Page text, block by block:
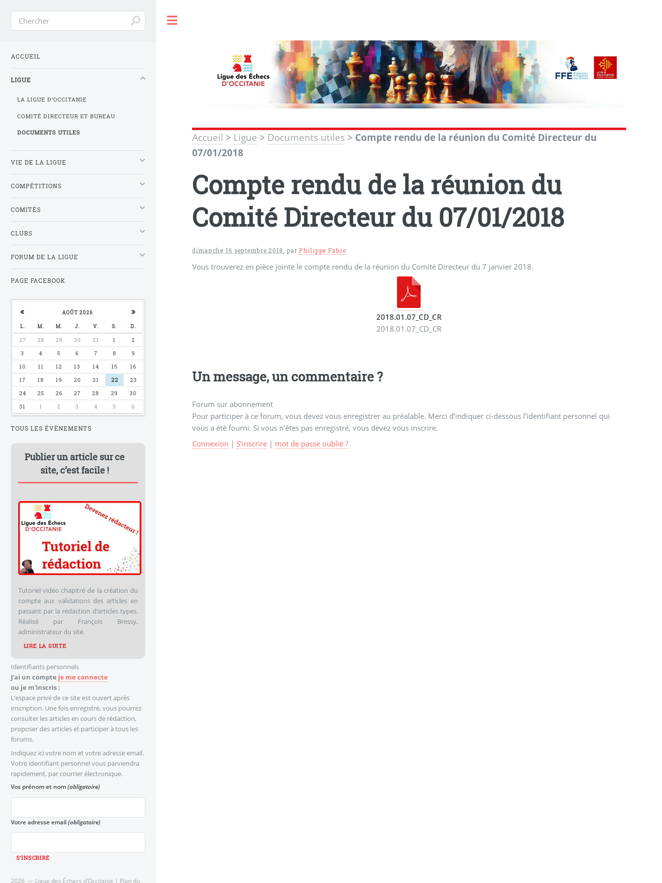
Accueil > Ligue > Documents utiles > Compte rendu de la réunion du Comité Directeur du
07/01/2018
Compte rendu de la réunion du
Comité Directeur du 07/01/2018
dimanche 16 septembre 2018 parPhilippe Fabre
Vous trouverez en pièce jointe le compte rendu de la réunion du Comité Directeur du 7 janvier 2018.
2018.01.07_CD_CR
2018.01.07_CD_CR
Un message, un commentaire ?
Forum sur abonnement
Pour participer à ce forum, vous devez vous enregistrer au préalable. Merci d’indiquer ci-dessous l’identifiant personnel qui
vous a été fourni. Si vous n’êtes pas enregistré, vous devez vous inscrire.
Connexion | S’inscrire | mot de passe oublié ?
ACCUEIL
LIGUE
LA LIGUE D’OCCITANIE
COMITÉ DIRECTEUR ET BUREAU
DOCUMENTS UTILES
VIE DE LA LIGUE
COMPÉTITIONS
COMITÉS
CLUBS
FORUM DE LA LIGUE
PAGE FACEBOOK
« AOÛT 2026 »
L. M. M. J. V. S. D.
27 28 29 30 31 1
2
3
4 5 6 7 8
9
10
11 12 13 14 15
16
17
18 19 20 21 22
23
24
25 26 27 28 29
30
31
1 2 3 4 5 6
TOUS LES ÉVÈNEMENTS
Publier un article sur ce
site, c’est facile !
Tutoriel vidéo chapitré de la création du
compte aux validations des articles en
passant par la rédaction d’articles types.
Réalisé par François Bressy,
administrateur du site.
LIRE LA SUITE
J'ai un compte je me connecte
ou je m'inscris :
L’espace privé de ce site est ouvert après
inscription. Une fois enregistré, vous pourrez
consulter les articles en cours de rédaction,
proposer des articles et participer à tous les
forums.
Identifiants personnels
Indiquez ici votre nom et votre adresse email.
Votre identifiant personnel vous parviendra
rapidement, par courrier électronique.
Vos prénom et nom(obligatoire)
Votre adresse email(obligatoire)
2026 — Ligue des Échecs d’Occitanie | Plan du